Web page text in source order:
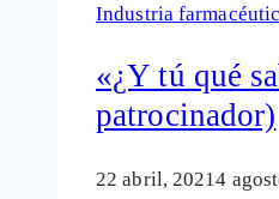
Industria
«¿Y tú qué
patrocinador)
22 abril, 20214